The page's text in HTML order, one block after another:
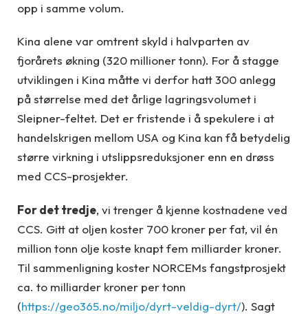
opp i samme volum.
Kina alene var omtrent skyld i halvparten av
fjorårets økning (320 millioner tonn). For å stagge
utviklingen i Kina måtte vi derfor hatt 300 anlegg
på størrelse med det årlige lagringsvolumet i
Sleipner-feltet. Det er fristende i å spekulere i at
handelskrigen mellom USA og Kina kan få betydelig
større virkning i utslippsreduksjoner enn en drøss
med CCS-prosjekter.
For det tredje, vi trenger å kjenne kostnadene ved
CCS. Gitt at oljen koster 700 kroner per fat, vil én
million tonn olje koste knapt fem milliarder kroner.
Til sammenligning koster NORCEMs fangstprosjekt
ca. to milliarder kroner per tonn
(https://geo365.no/miljo/dyrt-veldig-dyrt/). Sagt